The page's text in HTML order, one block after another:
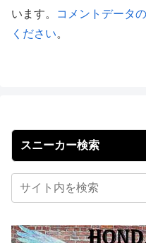
います。
コメントデータ
ください。
スニーカー検索